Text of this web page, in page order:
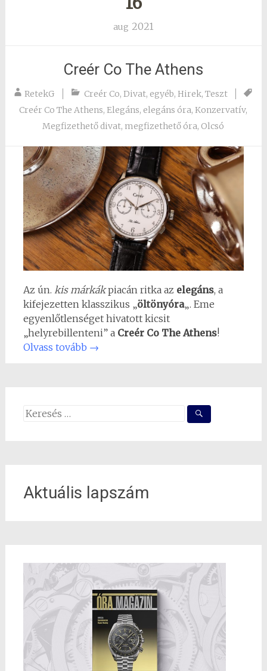
aug 2021
Creér Co The Athens
RetekG Creér Co,Divat, egyéb,Hirek,Teszt
Creér Co The Athens,Elegáns, elegáns óra,Konzervatív,
Megfizethető divat, megfizethető óra, Olcsó
Az ún. kis márkákpiacán ritka az elegáns, a
kifejezetten klasszikus „öltönyóra„. Eme
egyenlőtlenséget hivatott kicsit
„helyrebillenteni” a Creér Co The Athens!
Olvass tovább →
Search
Aktuális lapszám